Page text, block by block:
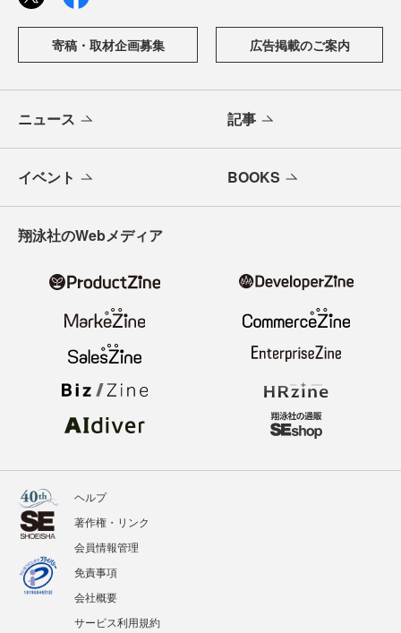
寄稿・取材企画募集 広告掲載のご案内
ニュース 記事
イベント BOOKS
翔泳社のWebメディア
ヘルプ
著作権・リンク
会員情報管理
免責事項
会社概要
サービス利用規約